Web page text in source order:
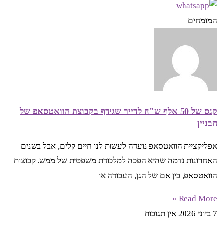
המומחים
קנס של 50 אלף ש"ח לדייר שגידף בקבוצת הוואטסאפ של
הבניין
אפליקציית הוואטסאפ נועדה לעשות לנו חיים קלים, אבל בשנים
האחרונות נדמה שהיא הפכה למלכודת משפטית של ממש. קבוצות
הוואטסאפ, בין אם של הגן, העבודה או
Read More »
7 ביוני 2026
אין תגובות